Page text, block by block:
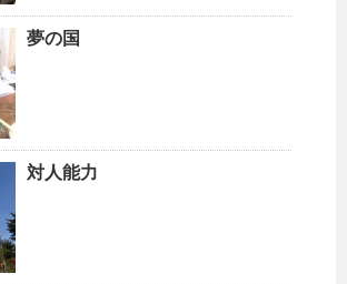
夢の国
対人能力